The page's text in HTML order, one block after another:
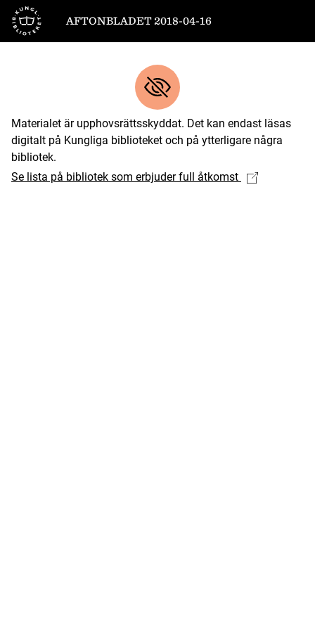
Till startsidan
AFTONBLADET 2018-04-16
Materialet är upphovsrättsskyddat. Det kan endast läsas
digitalt på Kungliga biblioteket och på ytterligare några
bibliotek.
Se lista på bibliotek som erbjuder full åtkomst